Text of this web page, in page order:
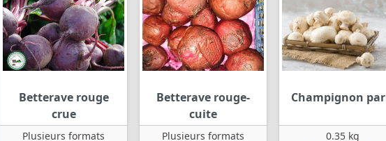
Betterave rouge
crue
Plusieurs formats
Betterave rouge-
cuite
Plusieurs formats
Champignon
0.35 kg